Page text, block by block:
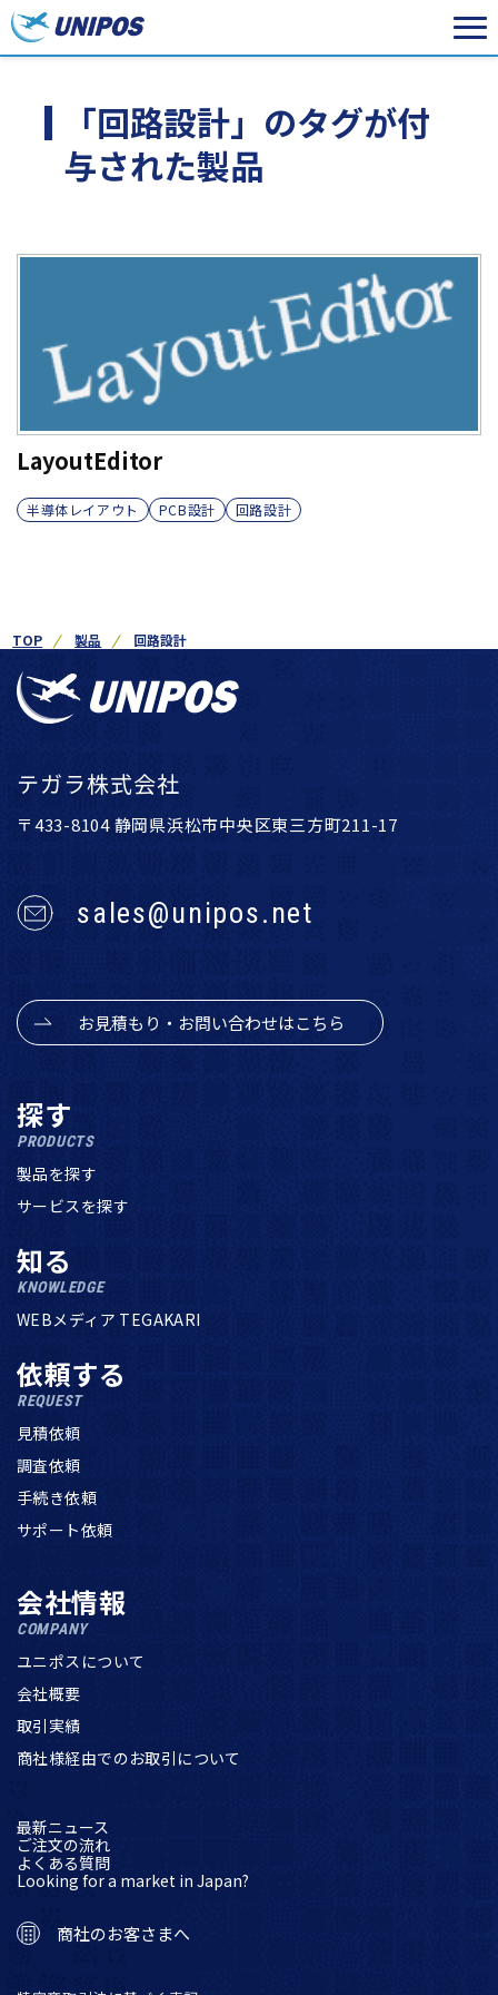
「回路設計」のタグが付
与された製品
LayoutEditor
半導体レイアウト PCB設計 回路設計
TOP 製品 回路設計
テガラ株式会社
〒433-8104 静岡県浜松市中央区東三方町211-17
sales@unipos.net
お見積もり・お問い合わせはこちら
探す
PRODUCTS
製品を探す
サービスを探す
知る
KNOWLEDGE
WEBメディア TEGAKARI
依頼する
REQUEST
見積依頼
調査依頼
手続き依頼
サポート依頼
会社情報
COMPANY
ユニポスについて
会社概要
取引実績
商社様経由でのお取引について
最新ニュース
ご注文の流れ
よくある質問
Looking for a market in Japan?
商社のお客さまへ